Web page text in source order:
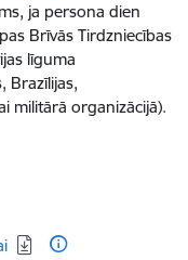
ja persona dien
Brīvās Tirdzniecības
līguma
Brazīlijas,
militārā organizācijā).